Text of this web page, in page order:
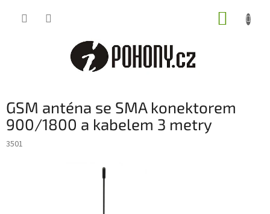
GSM anténa se SMA konektorem
900/1800 a kabelem 3 metry
3501